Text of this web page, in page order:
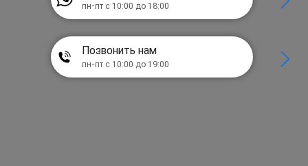
пн-пт с 10:00 до 18:00
Позвонить нам
пн-пт с 10:00 до 19:00